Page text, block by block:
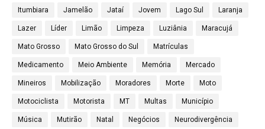
Itumbiara Jamelão Jataí Jovem Lago Sul Laranja
Lazer Líder Limão Limpeza Luziânia Maracujá
Mato Grosso Mato Grosso do Sul Matrículas
Medicamento Meio Ambiente Memória Mercado
Mineiros Mobilização Moradores Morte Moto
Motociclista Motorista MT Multas Município
Música Mutirão Natal Negócios Neurodivergência